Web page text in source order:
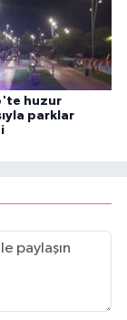
huzur
parklar